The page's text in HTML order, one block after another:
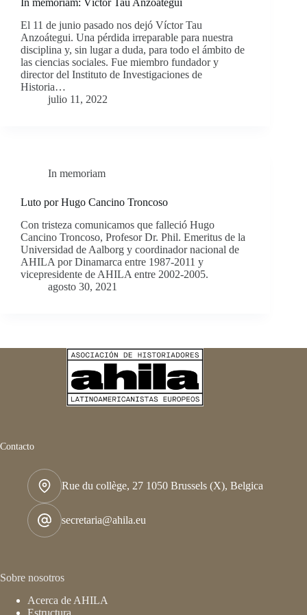
In memoriam: Víctor Tau Anzoátegui
El 11 de junio pasado nos dejó Víctor Tau
Anzoátegui. Una pérdida irreparable para nuestra
disciplina y, sin lugar a duda, para todo el ámbito de
las ciencias sociales. Fue miembro fundador y
director del Instituto de Investigaciones de
Historia…
julio 11, 2022
In memoriam
Luto por Hugo Cancino Troncoso
Con tristeza comunicamos que falleció Hugo
Cancino Troncoso, Profesor Dr. Phil. Emeritus de la
Universidad de Aalborg y coordinador nacional de
AHILA por Dinamarca entre 1987-2011 y
vicepresidente de AHILA entre 2002-2005.
agosto 30, 2021
Contacto
Rue du collège, 27 1050 Brussels (X), Belgica
secretaria@ahila.eu
Sobre nosotros
Acerca de AHILA
Estructura